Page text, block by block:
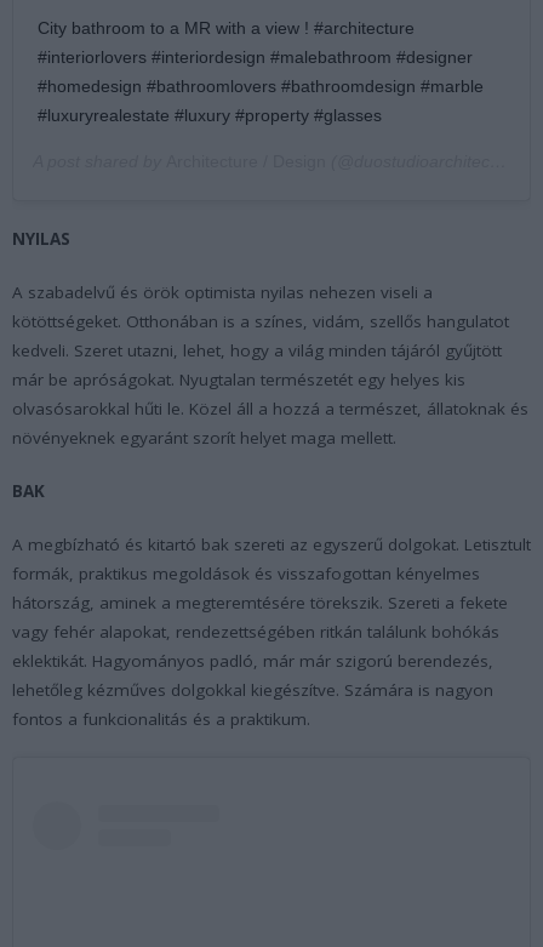
City bathroom to a MR with a view ! #architecture
#interiorlovers #interiordesign #malebathroom #designer
#homedesign #bathroomlovers #bathroomdesign #marble
#luxuryrealestate #luxury #property #glasses
NYILAS
A szabadelvű és örök optimista nyilas nehezen viseli a
kötöttségeket. Otthonában is a színes, vidám, szellős hangulatot
kedveli. Szeret utazni, lehet, hogy a világ minden tájáról gyűjtött
már be apróságokat. Nyugtalan természetét egy helyes kis
olvasósarokkal hűti le. Közel áll a hozzá a természet, állatoknak és
növényeknek egyaránt szorít helyet maga mellett.
BAK
A megbízható és kitartó bak szereti az egyszerű dolgokat. Letisztult
formák, praktikus megoldások és visszafogottan kényelmes
hátország, aminek a megteremtésére törekszik. Szereti a fekete
vagy fehér alapokat, rendezettségében ritkán találunk bohókás
eklektikát. Hagyományos padló, már már szigorú berendezés,
lehetőleg kézműves dolgokkal kiegészítve. Számára is nagyon
fontos a funkcionalitás és a praktikum.